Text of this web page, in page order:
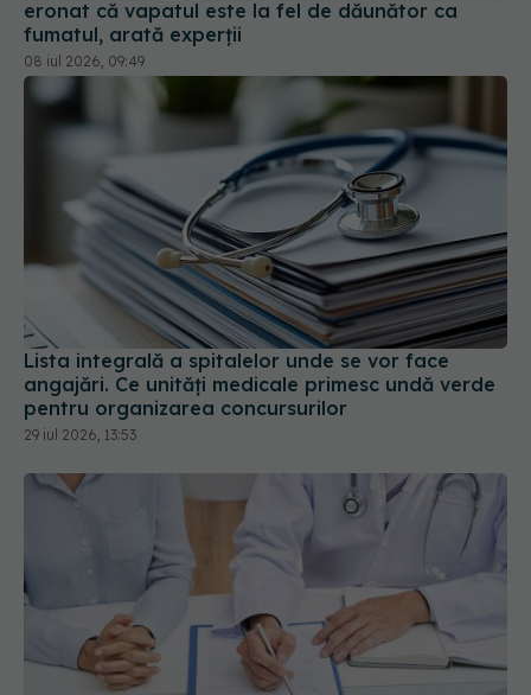
08 iul 2026, 09:49
Lista integrală a spitalelor unde se vor face
angajări. Ce unități medicale primesc undă verde
pentru organizarea concursurilor
29 iul 2026, 13:53